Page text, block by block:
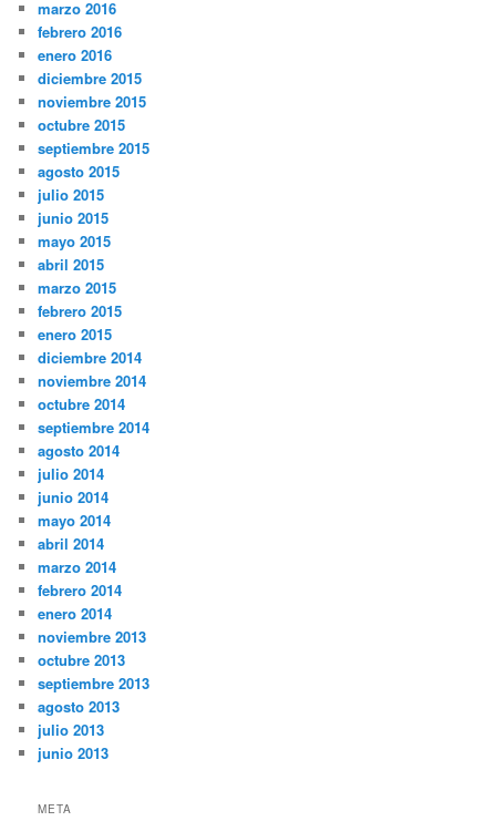
marzo 2016
febrero 2016
enero 2016
diciembre 2015
noviembre 2015
octubre 2015
septiembre 2015
agosto 2015
julio 2015
junio 2015
mayo 2015
abril 2015
marzo 2015
febrero 2015
enero 2015
diciembre 2014
noviembre 2014
octubre 2014
septiembre 2014
agosto 2014
julio 2014
junio 2014
mayo 2014
abril 2014
marzo 2014
febrero 2014
enero 2014
noviembre 2013
octubre 2013
septiembre 2013
agosto 2013
julio 2013
junio 2013
META